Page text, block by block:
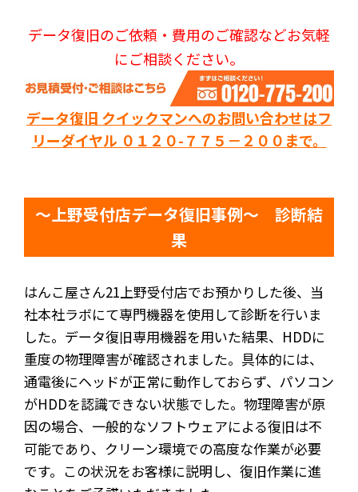
データ復旧のご依頼・費用のご確認などお気軽
にご相談ください。
データ復旧 クイックマンへのお問い合わせはフ
リーダイヤル ０１２０-７７５－２００まで。
～上野受付店データ復旧事例～ 診断結
果
はんこ屋さん21上野受付店でお預かりした後、当
社本社ラボにて専門機器を使用して診断を行いま
した。データ復旧専用機器を用いた結果、HDDに
重度の物理障害が確認されました。具体的には、
通電後にヘッドが正常に動作しておらず、パソコン
がHDDを認識できない状態でした。物理障害が原
因の場合、一般的なソフトウェアによる復旧は不
可能であり、クリーン環境での高度な作業が必要
です。この状況をお客様に説明し、復旧作業に進